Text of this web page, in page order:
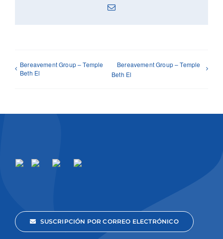
Email
Bereavement Group – Temple
Beth El
Bereavement Group – Temple
Beth El
SUSCRIPCIÓN POR CORREO ELECTRÓNICO